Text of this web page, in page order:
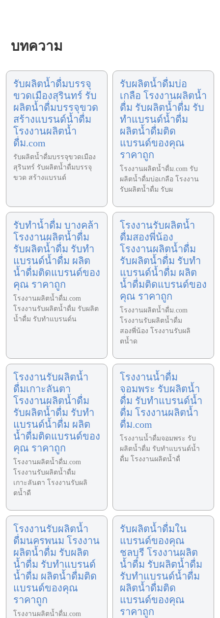
บทความ
รับผลิตน้ำดื่มบรรจุ
ขวดเมืองสุรินทร์ รับ
ผลิตน้ำดื่มบรรจุขวด
สร้างแบรนด์น้ำดื่ม
โรงงานผลิตน้ำ
ดื่ม.com
รับผลิตน้ำดื่มบรรจุขวดเมือง
สุรินทร์ รับผลิตน้ำดื่มบรรจุ
ขวด สร้างแบรนด์
รับผลิตน้ำดื่มบ่อ
เกลือ โรงงานผลิตน้ำ
ดื่ม รับผลิตน้ำดื่ม รับ
ทำแบรนด์น้ำดื่ม
ผลิตน้ำดื่มติด
แบรนด์ของคุณ
ราคาถูก
โรงงานผลิตน้ำดื่ม.com รับ
ผลิตน้ำดื่มบ่อเกลือ โรงงาน
รับผลิตน้ำดื่ม รับผ
รับทำน้ำดื่ม บางคล้า
โรงงานผลิตน้ำดื่ม
รับผลิตน้ำดื่ม รับทำ
แบรนด์น้ำดื่ม ผลิต
น้ำดื่มติดแบรนด์ของ
คุณ ราคาถูก
โรงงานผลิตน้ำดื่ม.com
โรงงานรับผลิตน้ำดื่ม รับผลิต
น้ำดื่ม รับทำแบรนด์น
โรงงานรับผลิตน้ำ
ดื่มสองพี่น้อง
โรงงานผลิตน้ำดื่ม
รับผลิตน้ำดื่ม รับทำ
แบรนด์น้ำดื่ม ผลิต
น้ำดื่มติดแบรนด์ของ
คุณ ราคาถูก
โรงงานผลิตน้ำดื่ม.com
โรงงานรับผลิตน้ำดื่ม
สองพี่น้อง โรงงานรับผลิ
ตน้ำด
โรงงานรับผลิตน้ำ
ดื่มเกาะลันตา
โรงงานผลิตน้ำดื่ม
รับผลิตน้ำดื่ม รับทำ
แบรนด์น้ำดื่ม ผลิต
น้ำดื่มติดแบรนด์ของ
คุณ ราคาถูก
โรงงานผลิตน้ำดื่ม.com
โรงงานรับผลิตน้ำดื่ม
เกาะลันตา โรงงานรับผลิ
ตน้ำดื
โรงงานน้ำดื่ม
จอมพระ รับผลิตน้ำ
ดื่ม รับทำแบรนด์น้ำ
ดื่ม โรงงานผลิตน้ำ
ดื่ม.com
โรงงานน้ำดื่มจอมพระ รับ
ผลิตน้ำดื่ม รับทำแบรนด์น้ำ
ดื่ม โรงงานผลิตน้ำดื่
โรงงานรับผลิตน้ำ
ดื่มนครพนม โรงงาน
ผลิตน้ำดื่ม รับผลิต
น้ำดื่ม รับทำแบรนด์
น้ำดื่ม ผลิตน้ำดื่มติด
แบรนด์ของคุณ
ราคาถูก
โรงงานผลิตน้ำดื่ม.com
รับผลิตน้ำดื่มใน
แบรนด์ของคุณ
ชลบุรี โรงงานผลิต
น้ำดื่ม รับผลิตน้ำดื่ม
รับทำแบรนด์น้ำดื่ม
ผลิตน้ำดื่มติด
แบรนด์ของคุณ
ราคาถูก